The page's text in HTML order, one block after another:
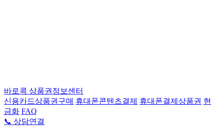
바로콕 상품권정보센터
신용카드상품권구매 휴대폰콘텐츠결제 휴대폰결제상품권 현
금화 FAQ
📞 상담연결